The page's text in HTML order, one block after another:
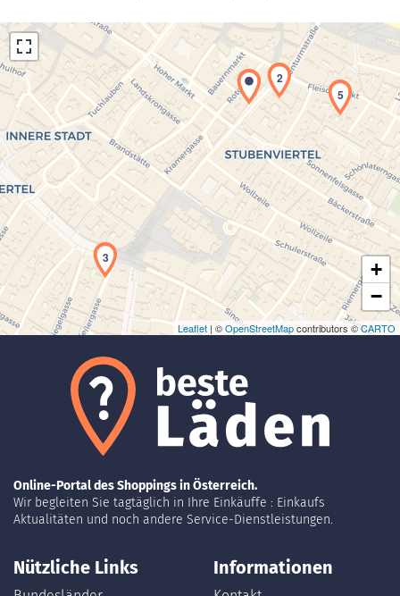
Laden der Karte...
2
3
5
+
−
Leaflet | ©OpenStreetMapcontributors ©CARTO
Online-Portal des Shoppings in Österreich.
Wir begleiten Sie tagtäglich in Ihre Einkäuffe : Einkaufs
Aktualitäten und noch andere Service-Dienstleistungen.
Nützliche Links Informationen